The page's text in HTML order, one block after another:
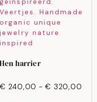
Hen harrier
€ 240,00 - € 320,00